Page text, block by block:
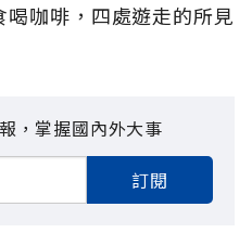
咖啡，四處遊走的所見
，掌握國內外大事
訂閱